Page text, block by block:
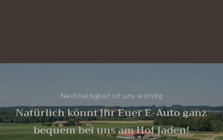
Nachhaltigkeit ist uns wichtig
Natürlich könnt Ihr Euer E-Auto ganz
bequem bei uns am Hof laden!